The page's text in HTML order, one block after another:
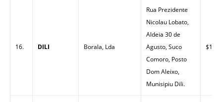
16. DILI Borala, Lda
Rua Prezidente
Nicolau Lobato,
Aldeia 30 de
Agusto, Suco
Comoro, Posto
Dom Aleixo,
Munisipiu Dili.
$1.48